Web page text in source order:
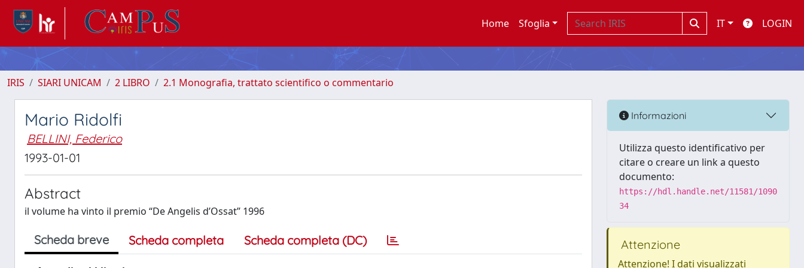
Home Sfoglia IT LOGIN
IRIS SIARI UNICAM 2 LIBRO 2.1 Monografia, trattato scientifico o commentario
Mario Ridolfi
BELLINI, Federico
1993-01-01
Abstract
il volume ha vinto il premio “De Angelis d’Ossat” 1996
Scheda breve Scheda completa Scheda completa (DC)
Informazioni
Utilizza questo identificativo per
citare o creare un link a questo
documento:
https://hdl.handle.net/11581/1090
34
Attenzione
Attenzione! I dati visualizzati